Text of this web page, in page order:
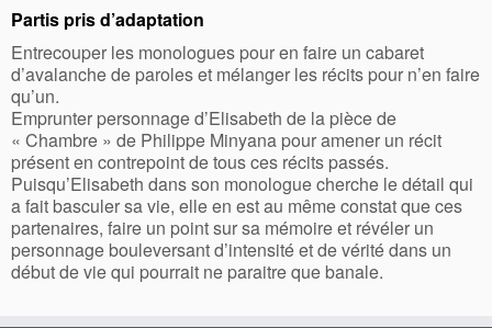
Partis pris d’adaptation
Entrecouper les monologues pour en faire un cabaret
d’avalanche de paroles et mélanger les récits pour n’en faire
qu’un.
Emprunter personnage d’Elisabeth de la pièce de
« Chambre » de Philippe Minyana pour amener un récit
présent en contrepoint de tous ces récits passés.
Puisqu’Elisabeth dans son monologue cherche le détail qui
a fait basculer sa vie, elle en est au même constat que ces
partenaires, faire un point sur sa mémoire et révéler un
personnage bouleversant d’intensité et de vérité dans un
début de vie qui pourrait ne paraitre que banale.